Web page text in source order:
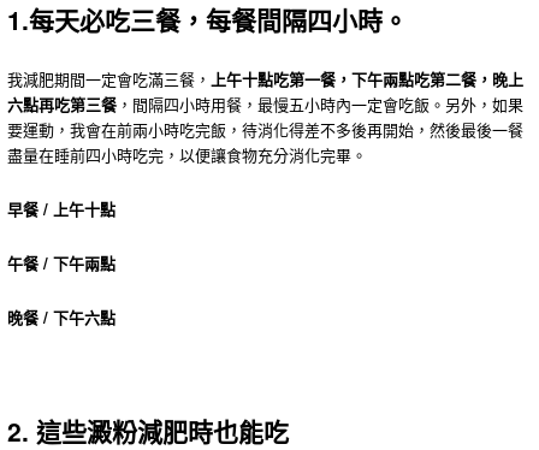
1.每天必吃三餐，每餐間隔四小時。
我減肥期間一定會吃滿三餐， 上午十點吃第一餐，下午兩點吃第二餐，晚上
六點再吃第三餐 ，間隔四小時用餐，最慢五小時內一定會吃飯。另外，如果
要運動，我會在前兩小時吃完飯，待消化得差不多後再開始，然後最後一餐
盡量在睡前四小時吃完，以便讓食物充分消化完畢。
早餐 / 上午十點
午餐 / 下午兩點
晚餐 / 下午六點
2. 這些澱粉減肥時也能吃